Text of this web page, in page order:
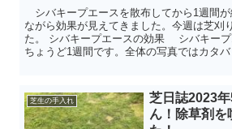
シバキープエースを散布してから1週間
ながら効果が見えてきました。今週は芝刈
た。 シバキープエースの効果 シバキープ
ちょうど1週間です。全体の写真ではカタ
芝生の手入れ
芝日誌2023
ん！除草剤を